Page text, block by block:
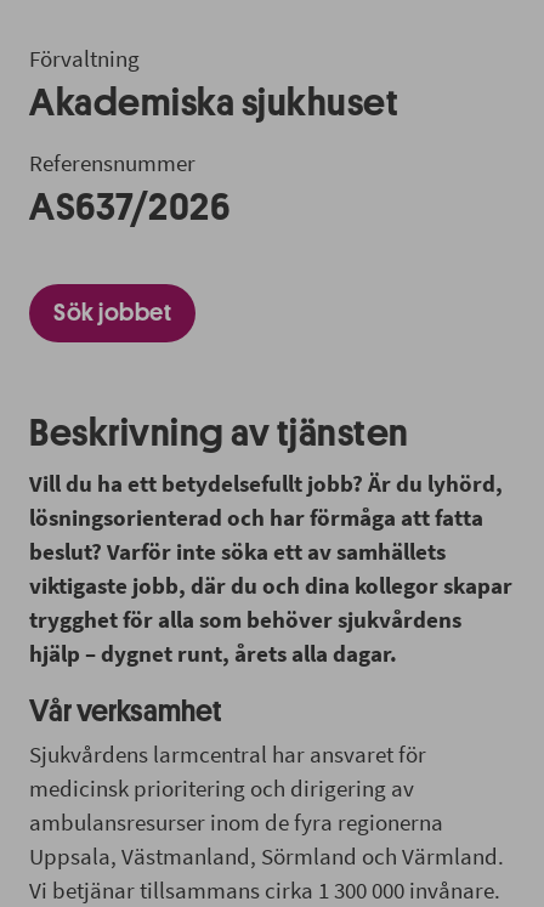
Förvaltning
Akademiska sjukhuset
Referensnummer
AS637/2026
Sök jobbet
Beskrivning av tjänsten
Vill du ha ett betydelsefullt jobb? Är du lyhörd,
lösningsorienterad och har förmåga att fatta
beslut? Varför inte söka ett av samhällets
viktigaste jobb, där du och dina kollegor skapar
trygghet för alla som behöver sjukvårdens
hjälp – dygnet runt, årets alla dagar.
Vår verksamhet
Sjukvårdens larmcentral har ansvaret för
medicinsk prioritering och dirigering av
ambulansresurser inom de fyra regionerna
Uppsala, Västmanland, Sörmland och Värmland.
Vi betjänar tillsammans cirka 1 300 000 invånare.